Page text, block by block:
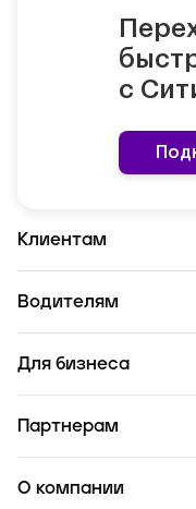
с
Клиентам
Водителям
Для бизнеса
Партнерам
О компании